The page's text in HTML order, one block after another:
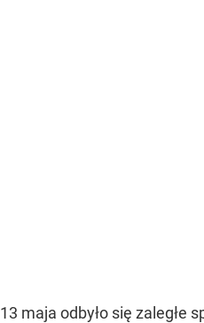
13 maja odbyło się zaległe